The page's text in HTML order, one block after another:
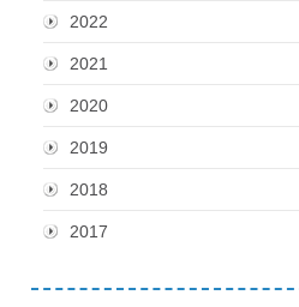
2022
2021
2020
2019
2018
2017